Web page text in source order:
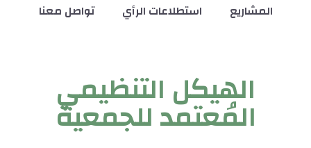
المشاريع
استطلاعات الرأي تواصل معنا
الهيكل التنظيمي
المُعتمد للجمعية